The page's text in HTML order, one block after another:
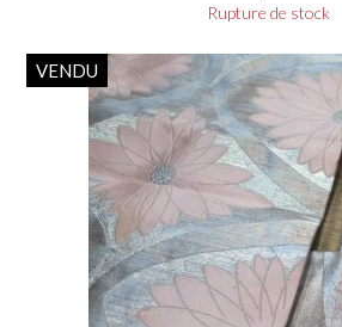
Rupture de stock
VENDU